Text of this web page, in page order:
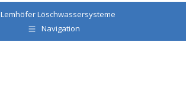
Lemhöfer Löschwassersysteme
Navigation